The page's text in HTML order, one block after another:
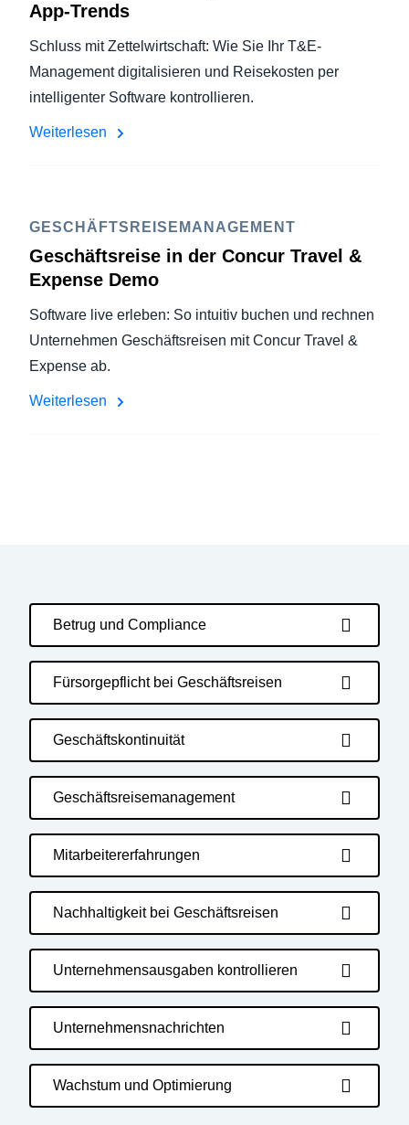
App-Trends
Schluss mit Zettelwirtschaft: Wie Sie Ihr T&E-
Management digitalisieren und Reisekosten per
intelligenter Software kontrollieren.
Weiterlesen
GESCHÄFTSREISEMANAGEMENT
Geschäftsreise in der Concur Travel &
Expense Demo
Software live erleben: So intuitiv buchen und rechnen
Unternehmen Geschäftsreisen mit Concur Travel &
Expense ab.
Weiterlesen
Betrug und Compliance
Fürsorgepflicht bei Geschäftsreisen
Geschäftskontinuität
Geschäftsreisemanagement
Mitarbeitererfahrungen
Nachhaltigkeit bei Geschäftsreisen
Unternehmensausgaben kontrollieren
Unternehmensnachrichten
Wachstum und Optimierung